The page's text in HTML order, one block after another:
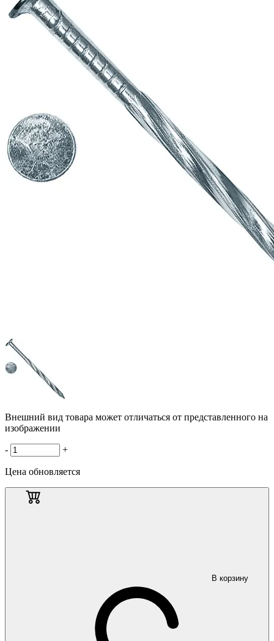
Внешний вид товара может отличаться от представленного на
изображении
- +
Цена обновляется
В корзину